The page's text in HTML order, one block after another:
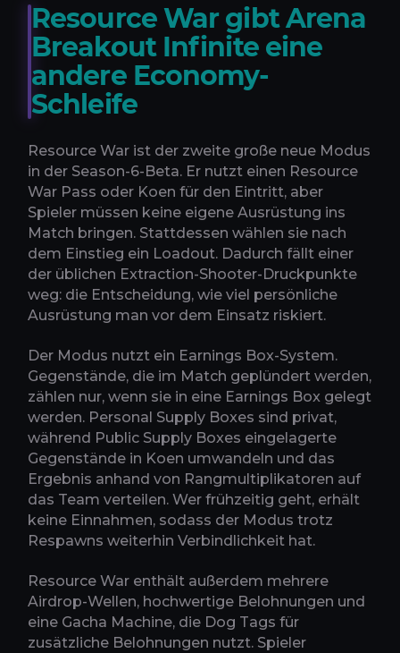
Resource War gibt Arena
Breakout Infinite eine
andere Economy-
Schleife
Resource War ist der zweite große neue Modus
in der Season-6-Beta. Er nutzt einen Resource
War Pass oder Koen für den Eintritt, aber
Spieler müssen keine eigene Ausrüstung ins
Match bringen. Stattdessen wählen sie nach
dem Einstieg ein Loadout. Dadurch fällt einer
der üblichen Extraction-Shooter-Druckpunkte
weg: die Entscheidung, wie viel persönliche
Ausrüstung man vor dem Einsatz riskiert.
Der Modus nutzt ein Earnings Box-System.
Gegenstände, die im Match geplündert werden,
zählen nur, wenn sie in eine Earnings Box gelegt
werden. Personal Supply Boxes sind privat,
während Public Supply Boxes eingelagerte
Gegenstände in Koen umwandeln und das
Ergebnis anhand von Rangmultiplikatoren auf
das Team verteilen. Wer frühzeitig geht, erhält
keine Einnahmen, sodass der Modus trotz
Respawns weiterhin Verbindlichkeit hat.
Resource War enthält außerdem mehrere
Airdrop-Wellen, hochwertige Belohnungen und
eine Gacha Machine, die Dog Tags für
zusätzliche Belohnungen nutzt. Spieler